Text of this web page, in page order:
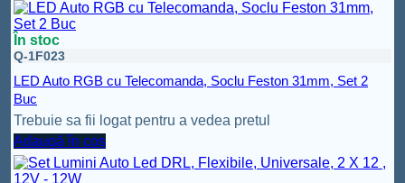
În stoc
Q-1F023
LED Auto RGB cu Telecomanda, Soclu Feston 31mm, Set 2
Buc
Trebuie sa fii logat pentru a vedea pretul
Adaugă în coș